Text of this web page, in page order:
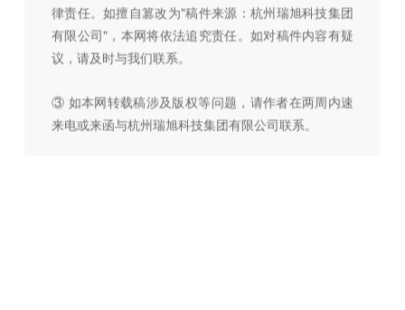
律责任。如擅自篡改为"稿件来源：杭州瑞旭科技集团
有限公司"，本网将依法追究责任。如对稿件内容有疑
议，请及时与我们联系。
③ 如本网转载稿涉及版权等问题，请作者在两周内速
来电或来函与杭州瑞旭科技集团有限公司联系。